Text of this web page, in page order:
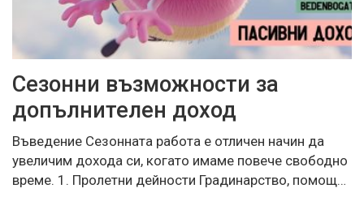
Сезонни възможности за
допълнителен доход
Въведение Сезонната работа е отличен начин да
увеличим дохода си, когато имаме повече свободно
време. 1. Пролетни дейности Градинарство, помощ…